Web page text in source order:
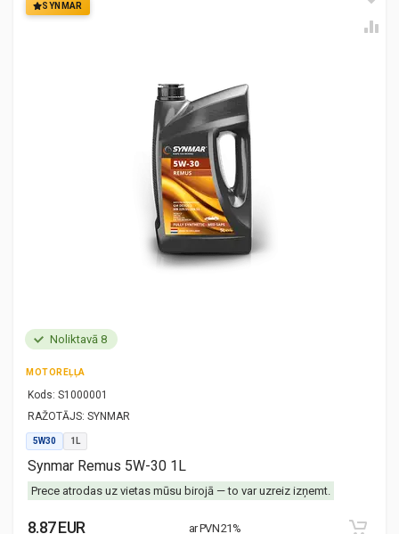
SYNMAR
Noliktavā 8
MOTOREĻĻA
Kods: S1000001
RAŽOTĀJS: SYNMAR
5W30 1L
Synmar Remus 5W-30 1L
Prece atrodas uz vietas mūsu birojā — to var uzreiz izņemt.
8.87 EUR ar PVN 21%